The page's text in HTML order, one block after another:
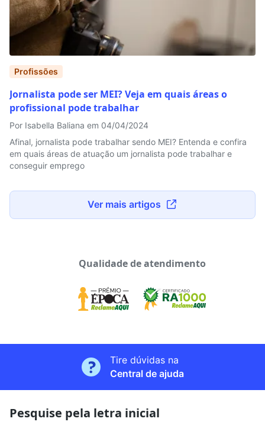
Ver mais artigos
Profissões
Jornalista pode ser MEI? Veja em quais áreas o
profissional pode trabalhar
Por Isabella Baliana em 04/04/2024
Afinal, jornalista pode trabalhar sendo MEI? Entenda e confira
em quais áreas de atuação um jornalista pode trabalhar e
conseguir emprego
Qualidade de atendimento
Tire dúvidas na
Central de ajuda
Pesquise pela letra inicial